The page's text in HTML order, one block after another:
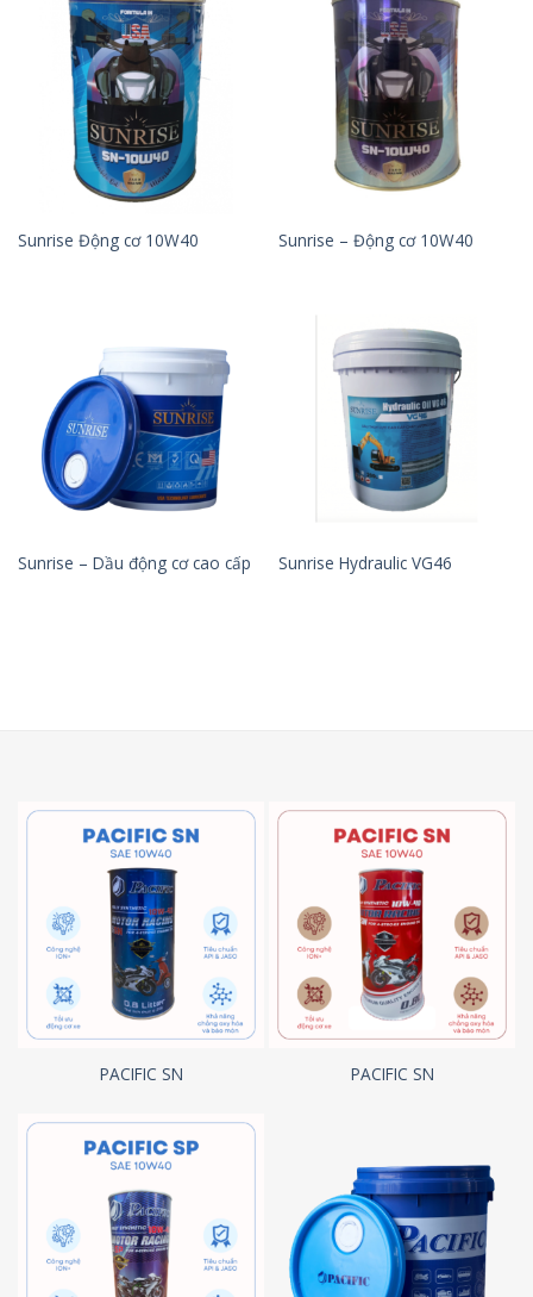
Sunrise Động cơ 10W40 Sunrise – Động cơ 10W40
Sunrise – Dầu động cơ cao cấp Sunrise Hydraulic VG46
PACIFIC SN PACIFIC SN